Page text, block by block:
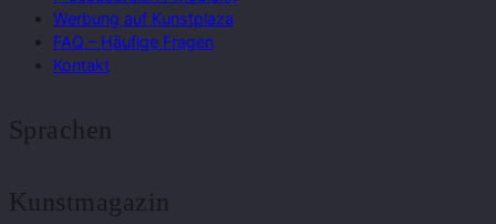
Werbung auf Kunstplaza
FAQ – Häufige Fragen
Kontakt
Sprachen
Kunstmagazin